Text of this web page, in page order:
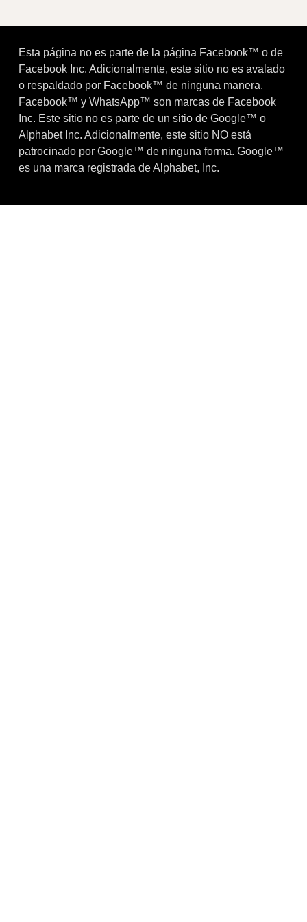
Esta página no es parte de la página Facebook™ o de
Facebook Inc. Adicionalmente, este sitio no es avalado
o respaldado por Facebook™ de ninguna manera.
Facebook™ y WhatsApp™ son marcas de Facebook
Inc. Este sitio no es parte de un sitio de Google™ o
Alphabet Inc. Adicionalmente, este sitio NO está
patrocinado por Google™ de ninguna forma. Google™
es una marca registrada de Alphabet, Inc.